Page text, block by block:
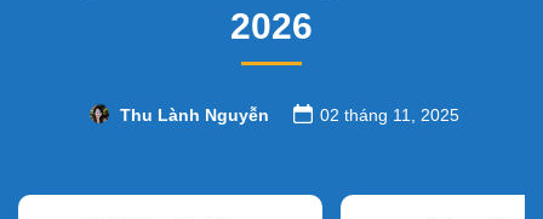
2026
Thu Lành Nguyễn 02 tháng 11, 2025